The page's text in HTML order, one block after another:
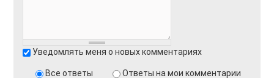
Уведомлять меня о новых комментариях
Все ответы
Ответы на мои комментарии